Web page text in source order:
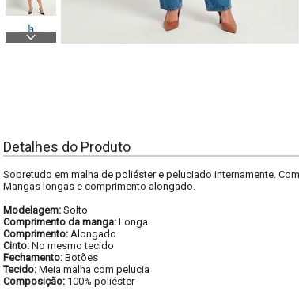
Detalhes do Produto
Sobretudo em malha de poliéster e peluciado internamente.
Mangas longas e comprimento alongado.
Modelagem: Solto
Comprimento da manga: Longa
Comprimento: Alongado
Cinto: No mesmo tecido
Fechamento: Botões
Tecido: Meia malha com pelucia
Composição: 100% poliéster